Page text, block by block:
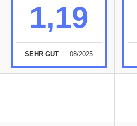
1,19
SEHR GUT 08/2025